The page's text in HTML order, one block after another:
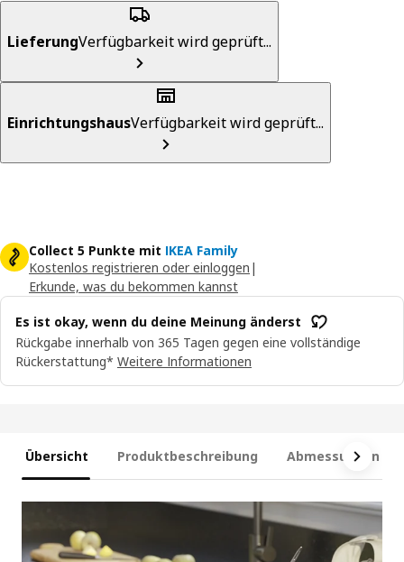
LieferungVerfügbarkeit wird geprüft...
EinrichtungshausVerfügbarkeit wird geprüft...
Collect 5 Punkte mit IKEA Family
Kostenlos registrieren oder einloggen |
Erkunde, was du bekommen kannst
Es ist okay, wenn du deine Meinung änderst
Rückgabe innerhalb von 365 Tagen gegen eine vollständige
Rückerstattung* Weitere Informationen
Übersicht Produktbeschreibung Abmessungen